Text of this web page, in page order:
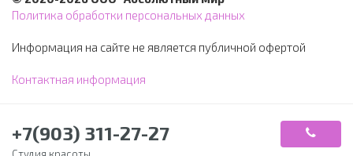
Политика обработки персональных данных
Информация на сайте не является публичной офертой
Контактная информация
+7(903) 311-27-27